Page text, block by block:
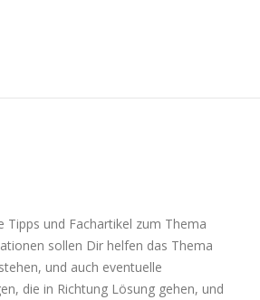
Tipps und Fachartikel zum Thema
sollen Dir helfen das Thema
und auch eventuelle
die in Richtung Lösung gehen, und